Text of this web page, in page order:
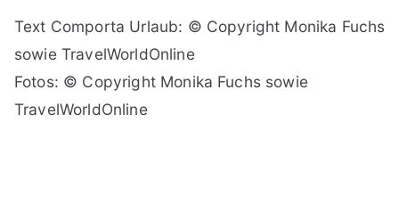
Text Comporta Urlaub: © Copyright Monika Fuchs
sowie TravelWorldOnline
Fotos: © Copyright Monika Fuchs sowie
TravelWorldOnline